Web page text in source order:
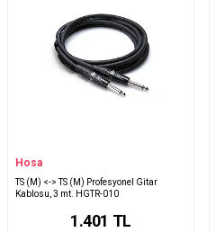
Hosa
TS (M) <-> TS (M) Profesyonel Gitar
Kablosu, 3 mt. HGTR-010
1.401 TL